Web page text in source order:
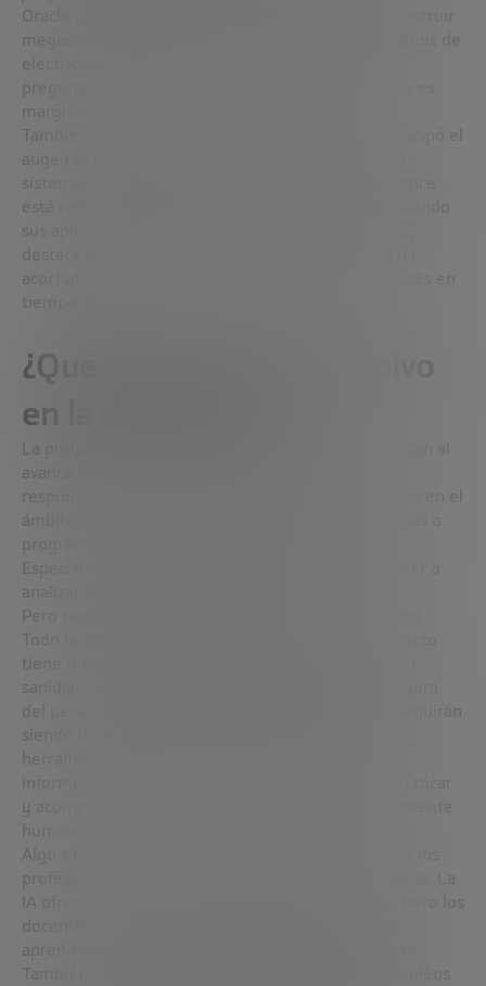
Oracle y fondos de Oriente Medio- que plantea construir
megacentros de datos capaces de consumir gigavatios de
electricidad, equivalente a una ciudad entera. La
pregunta sobre el impacto ambiental de la IA ya no es
marginal.
También hay sorpresas. Kahn reconoce que no anticipó el
auge tan rápido de los llamados
sistemas que simulan pensar paso a paso. Este avance
está redefiniendo lo que esperamos de la IA, ampliando
sus aplicaciones en tareas complejas. Y, por último,
destaca la aceleración del ecosistema chino, que ha
acortado distancias con los gigantes estadounidenses en
tiempo récord.
¿Qué empleos están a salvo
en la era de la IA?
La pregunta es recurrente: ¿qué trabajos sobrevivirán al
avance de la inteligencia artificial? Jeremy Kahn
responde con realismo. Reconoce que muchos roles en el
ámbito del trabajo del conocimiento —como analistas o
programadores— están ya viéndose desplazados.
Especialmente, si tu trabajo consiste en leer, escribir o
analizar datos frente a una pantalla.
Pero también identifica profesiones más resistentes.
Todo lo que implique contacto humano o físico directo
tiene muchas más posibilidades de mantenerse. En
sanidad, por ejemplo, Kahn ve imprescindible la figura
del personal médico. Los doctores y enfermeras seguirán
siendo clave, aunque cuenten con el apoyo de
y acompañar a un paciente sigue siendo profundamente
Algo similar ocurre en la enseñanza. Kahn cree que los
profesores no serán reemplazados, sino aumentados. La
IA ofrecerá tutores personalizados a los alumnos, pero los
docentes seguirán siendo esenciales para guiar el
aprendizaje, resolver conflictos y generar confianza.
También menciona como menos expuestos los empleos